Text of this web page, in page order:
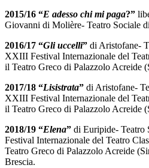
2015/16 “E adesso chi mi paga?”
Giovanni di Molière- Teatro Sociale
2016/17 “Gli uccelli” di Aristofane-
XXIII Festival Internazionale del
il Teatro Greco di Palazzolo Acreide
2017/18 “Lisistrata” di Aristofane-
XXIII Festival Internazionale del
il Teatro Greco di Palazzolo Acreide
2018/19 “Elena” di Euripide-
Festival Internazionale del Teatro
Teatro Greco di Palazzolo Acreide
Brescia.